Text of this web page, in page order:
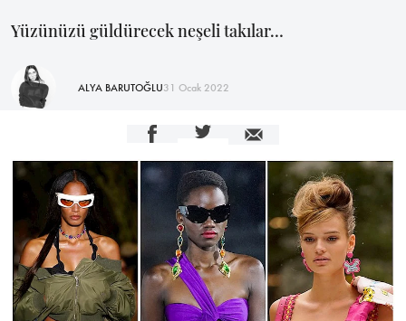
Yüzünüzü güldürecek neşeli takılar…
ALYA BARUTOĞLU31 Ocak 2022